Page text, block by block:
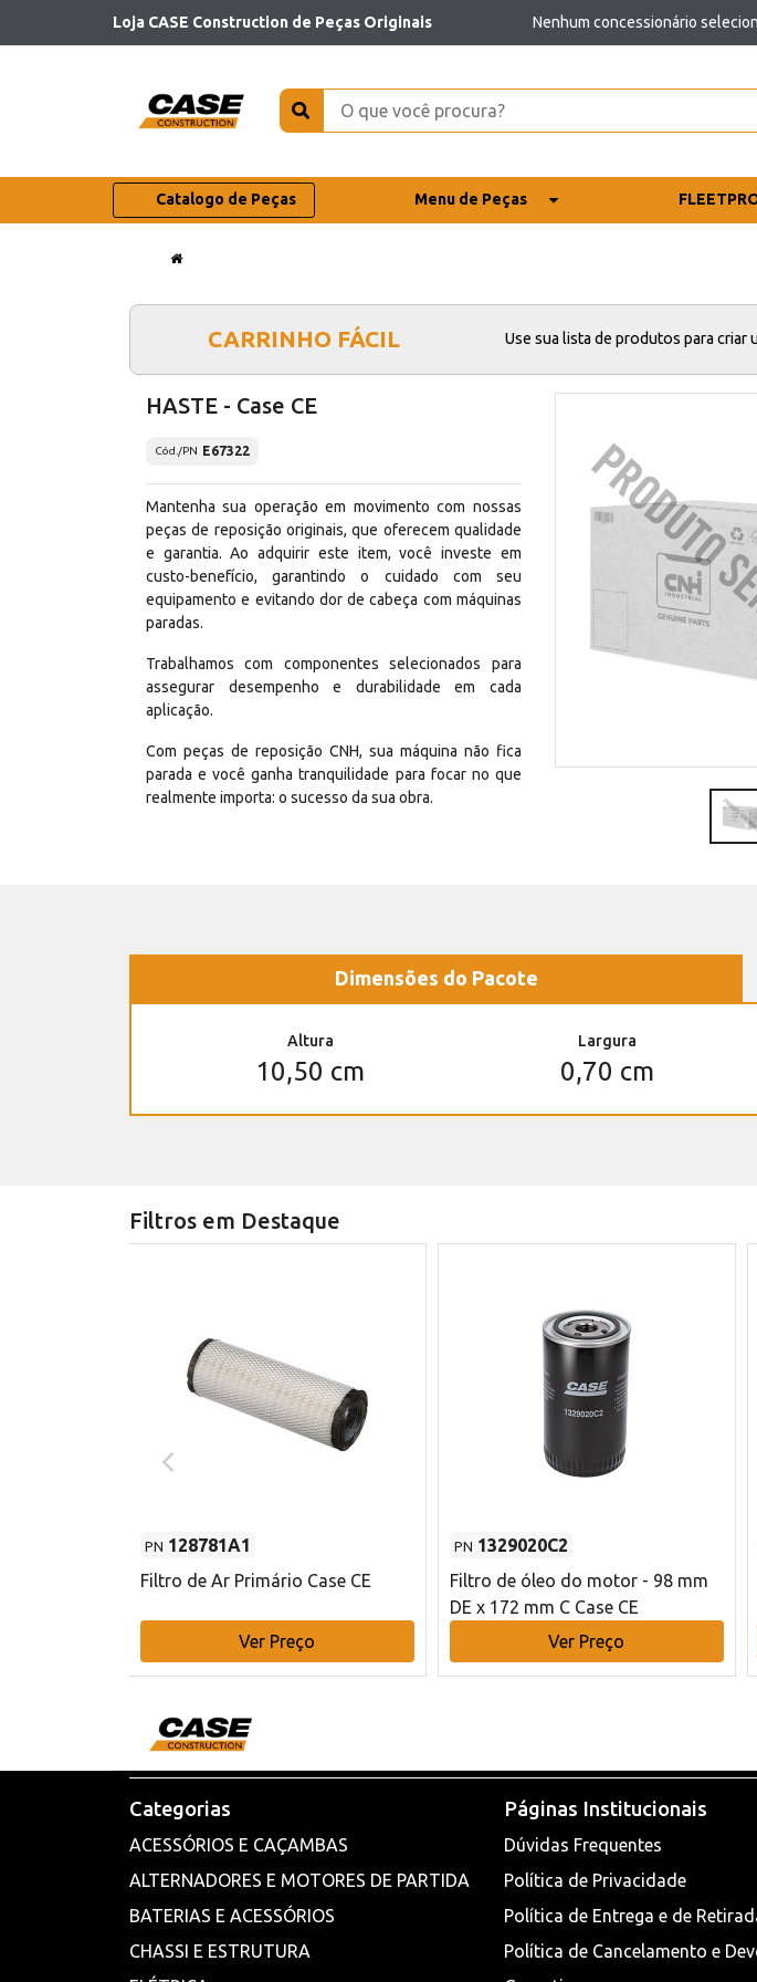
Loja CASE Construction de Peças Originais Nenhum concessionário
Catalogo de Peças Menu de Peças
CARRINHO FÁCIL Use sua lista de produtos para criar
HASTE - Case CE
Cód./PN E67322
Mantenha sua operação em movimento com nossas
peças de reposição originais, que oferecem qualidade
e garantia. Ao adquirir este item, você investe em
custo-benefício, garantindo o cuidado com seu
equipamento e evitando dor de cabeça com máquinas
paradas.
Trabalhamos com componentes selecionados para
assegurar desempenho e durabilidade em cada
aplicação.
Com peças de reposição CNH, sua máquina não fica
parada e você ganha tranquilidade para focar no que
realmente importa: o sucesso da sua obra.
Dimensões do Pacote
Altura
10,50 cm
Largura
0,70 cm
Filtros em Destaque
PN 128781A1
Filtro de Ar Primário Case CE
Ver Preço
PN 1329020C2
Filtro de óleo do motor - 98 mm
DE x 172 mm C Case CE
Ver Preço
Categorias
ACESSÓRIOS E CAÇAMBAS
ALTERNADORES E MOTORES DE PARTIDA
BATERIAS E ACESSÓRIOS
CHASSI E ESTRUTURA
Páginas Institucionais
Dúvidas Frequentes
Política de Privacidade
Política de Entrega e de
Política de Cancelamento e